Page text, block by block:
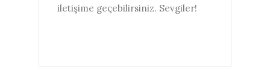
iletişime geçebilirsiniz. Sevgiler!